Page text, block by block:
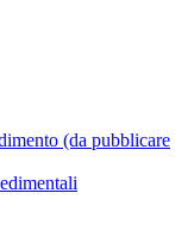
(da pubblicare